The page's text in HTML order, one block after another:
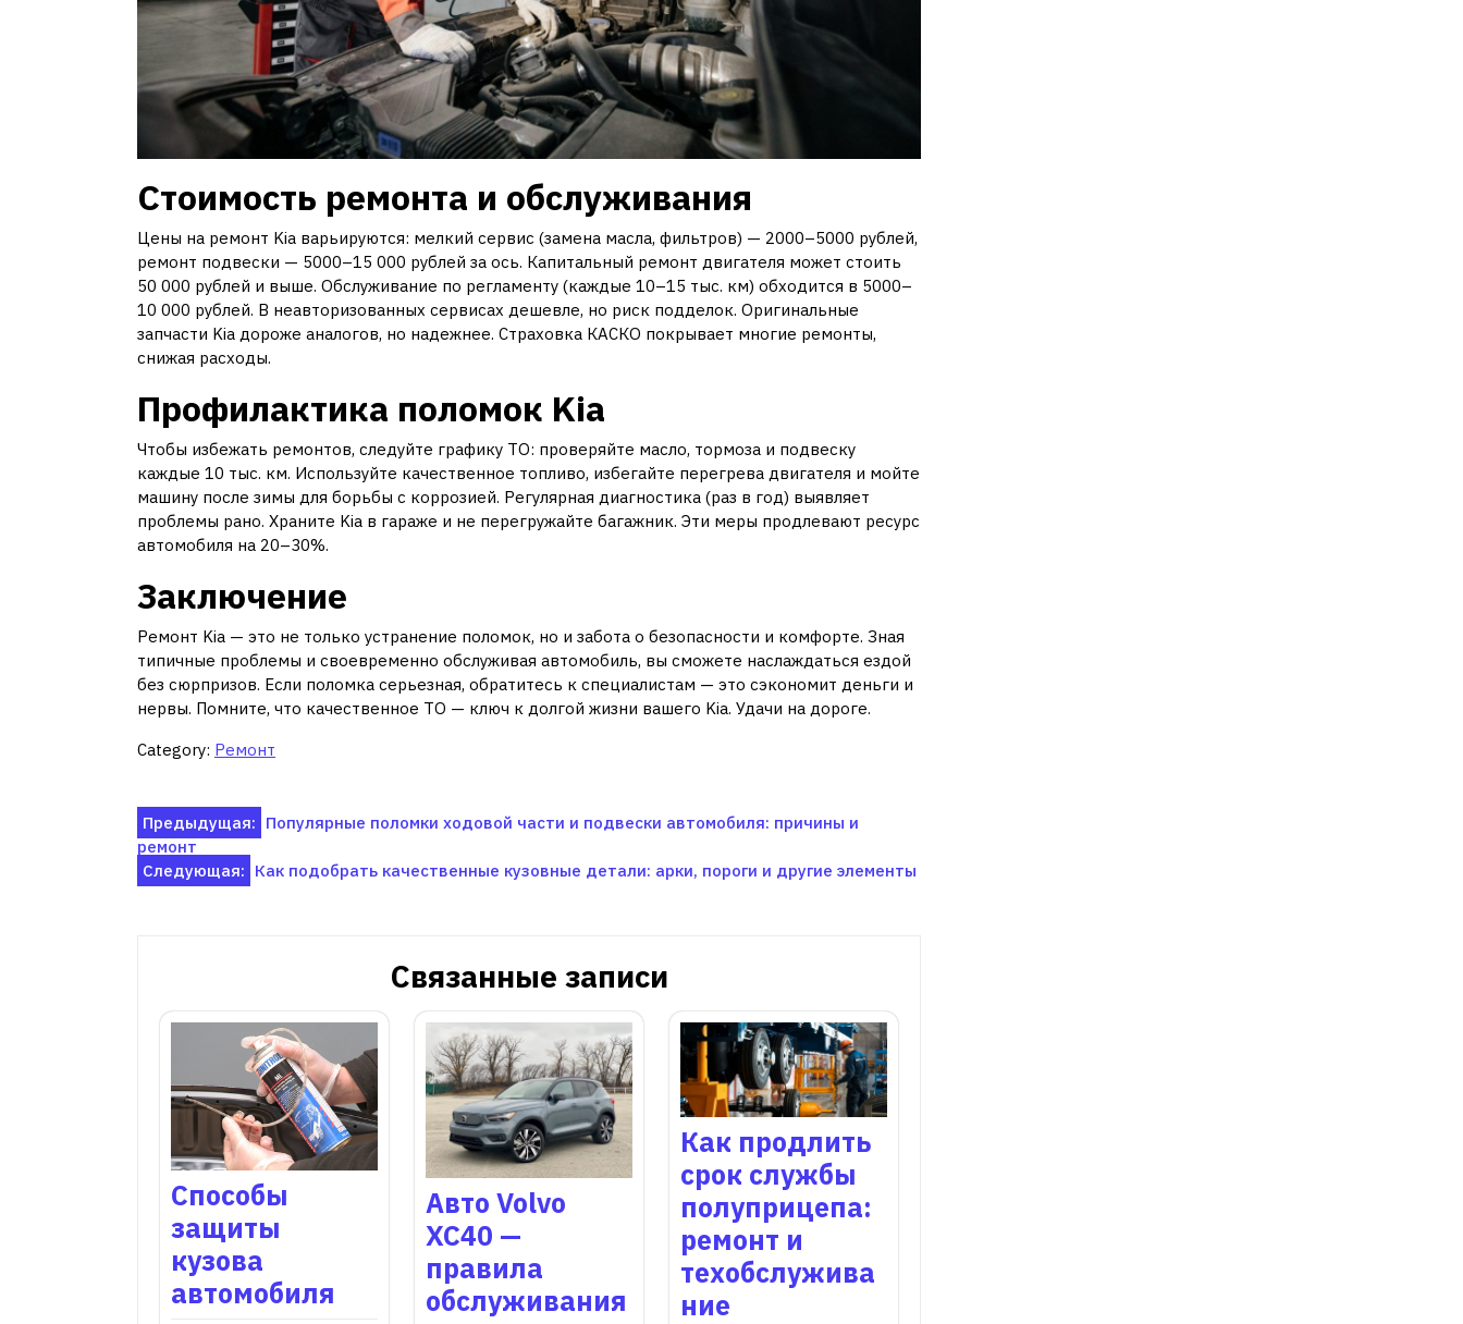
Стоимость ремонта и обслуживания
Цены на ремонт Kia варьируются: мелкий сервис (замена масла, фильтров) — 2000–5000 рублей,
ремонт подвески — 5000–15 000 рублей за ось. Капитальный ремонт двигателя может стоить
50 000 рублей и выше. Обслуживание по регламенту (каждые 10–15 тыс. км) обходится в 5000–
10 000 рублей. В неавторизованных сервисах дешевле, но риск подделок. Оригинальные
запчасти Kia дороже аналогов, но надежнее. Страховка КАСКО покрывает многие ремонты,
снижая расходы.
Профилактика поломок Kia
Чтобы избежать ремонтов, следуйте графику ТО: проверяйте масло, тормоза и подвеску
каждые 10 тыс. км. Используйте качественное топливо, избегайте перегрева двигателя и мойте
машину после зимы для борьбы с коррозией. Регулярная диагностика (раз в год) выявляет
проблемы рано. Храните Kia в гараже и не перегружайте багажник. Эти меры продлевают ресурс
автомобиля на 20–30%.
Заключение
Ремонт Kia — это не только устранение поломок, но и забота о безопасности и комфорте. Зная
типичные проблемы и своевременно обслуживая автомобиль, вы сможете наслаждаться ездой
без сюрпризов. Если поломка серьезная, обратитесь к специалистам — это сэкономит деньги и
нервы. Помните, что качественное ТО — ключ к долгой жизни вашего Kia. Удачи на дороге.
Category: Ремонт
Навигация
по
Предыдущая: Популярные поломки ходовой части и подвески автомобиля: причины и
ремонт
Следующая: Как подобрать качественные кузовные детали: арки, пороги и другие элементы
Связанные записи
Способы
защиты
кузова
автомобиля
Авто Volvo
XC40 —
правила
обслуживания
Как продлить
срок службы
полуприцепа:
ремонт и
техобслужива
ние